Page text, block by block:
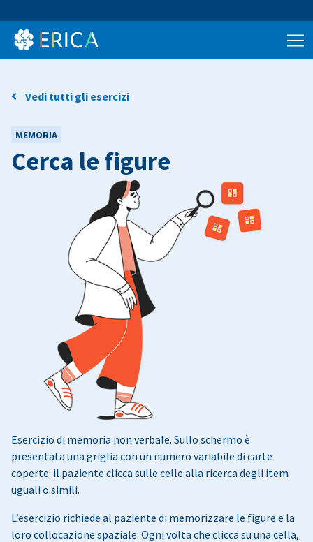
Vedi tutti gli esercizi
MEMORIA
Cerca le figure
Esercizio di memoria non verbale. Sullo schermo è
presentata una griglia con un numero variabile di carte
coperte: il paziente clicca sulle celle alla ricerca degli item
uguali o simili.
L’esercizio richiede al paziente di memorizzare le figure e la
loro collocazione spaziale. Ogni volta che clicca su una cella,